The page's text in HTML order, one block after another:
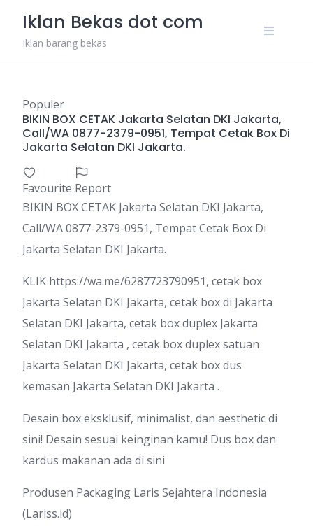
content
Iklan Bekas dot com
Iklan barang bekas
Populer
BIKIN BOX CETAK Jakarta Selatan DKI Jakarta,
Call/WA 0877-2379-0951, Tempat Cetak Box Di
Jakarta Selatan DKI Jakarta.
Favourite Report
BIKIN BOX CETAK Jakarta Selatan DKI Jakarta,
Call/WA 0877-2379-0951, Tempat Cetak Box Di
Jakarta Selatan DKI Jakarta.
KLIK https://wa.me/6287723790951, cetak box
Jakarta Selatan DKI Jakarta, cetak box di Jakarta
Selatan DKI Jakarta, cetak box duplex Jakarta
Selatan DKI Jakarta , cetak box duplex satuan
Jakarta Selatan DKI Jakarta, cetak box dus
kemasan Jakarta Selatan DKI Jakarta .
Desain box eksklusif, minimalist, dan aesthetic di
sini! Desain sesuai keinginan kamu! Dus box dan
kardus makanan ada di sini
Produsen Packaging Laris Sejahtera Indonesia
(Lariss.id)